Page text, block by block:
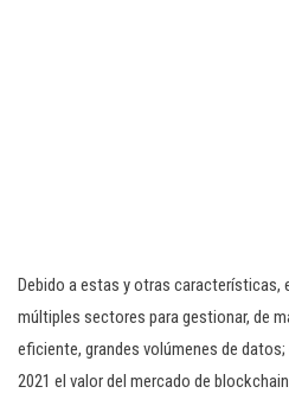
Debido a estas y otras características,
múltiples sectores para gestionar, de
eficiente, grandes volúmenes de
2021 el valor del mercado de